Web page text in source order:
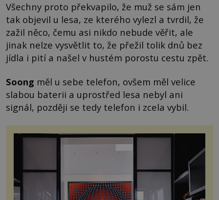
Všechny proto překvapilo, že muž se sám jen
tak objevil u lesa, ze kterého vylezl a tvrdil, že
zažil něco, čemu asi nikdo nebude věřit, ale
jinak nelze vysvětlit to, že přežil tolik dnů bez
jídla i pití a našel v hustém porostu cestu zpět.
Soong měl u sebe telefon, ovšem měl velice
slabou baterii a uprostřed lesa nebyl ani
signál, později se tedy telefon i zcela vybil.